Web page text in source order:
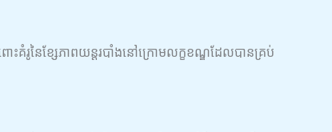
ះគំរូនៃខ្សែភាពយន្តរបាំងនៅក្រោមលក្ខខណ្ឌដែលបានគ្រប់